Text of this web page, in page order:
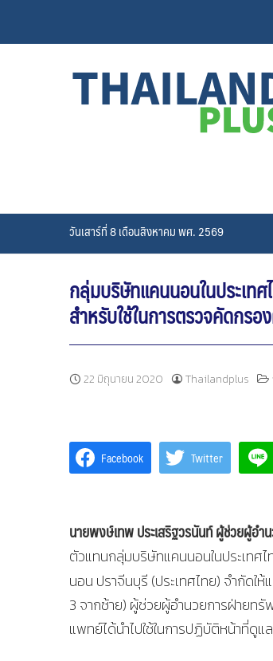
content
วันเสาร์ที่ 8 เดือนสิงหาคม พศ. 2569
กลุ่มบริษัทแคนนอนในประเท
สำหรับใช้ในการตรวจคัดกรอ
22 มิถุนายน 2020 Thailandplus
Facebook Twitter
นายพงษ์เทพ ประเสริฐวรนันท์ผู้ช่วยผู้อำ
ตัวแทนกลุ่มบริษัทแคนนอนในประเท
นอน ปราจีนบุรี (ประเทศไทย) จำกัดใ
3 จากซ้าย) ผู้ช่วยผู้อำนวยการฝ่ายท
แพทย์ได้นำไปใช้ในการปฏิบัติหน้าที่ดู